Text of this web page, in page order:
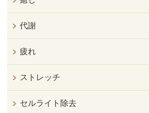
代謝
疲れ
ストレッチ
セルライト除去